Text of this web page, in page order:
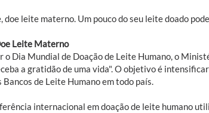
doe leite materno. Um pouco do seu leite doado
Leite Materno
o Dia Mundial de Doação de Leite Humano, o
a gratidão de uma vida". O objetivo é
Bancos de Leite Humano em todo país.
internacional em doação de leite humano